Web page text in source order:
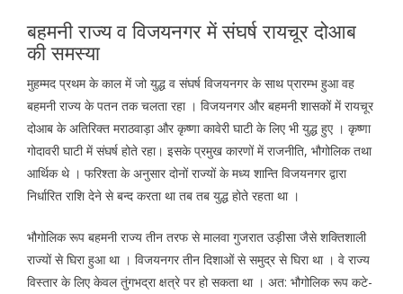
बहमनी राज्य व विजयनगर में संघर्ष रायचूर दोआब
की समस्या
मुहम्मद प्रथम के काल में जो युद्ध व संघर्ष विजयनगर के साथ प्रारम्भ हुआ वह
बहमनी राज्य के पतन तक चलता रहा । विजयनगर और बहमनी शासकों में रायचूर
दोआब के अतिरिक्त मराठवाड़ा और कृष्णा कावेरी घाटी के लिए भी युद्ध हुए । कृष्णा
गोदावरी घाटी में संघर्ष होते रहा। इसके प्रमुख कारणों में राजनीति, भौगोलिक तथा
आर्थिक थे । फरिश्ता के अनुसार दोनों राज्यों के मध्य शान्ति विजयनगर द्वारा
निर्धारित राशि देने से बन्द करता था तब तब युद्ध होते रहता था ।
भौगोलिक रूप बहमनी राज्य तीन तरफ से मालवा गुजरात उड़ीसा जैसे शक्तिशाली
राज्यों से घिरा हुआ था । विजयनगर तीन दिशाओं से समुद्र से घिरा था । वे राज्य
विस्तार के लिए केवल तुंगभद्रा क्षत्रे पर हो सकता था । अत: भौगोलिक रूप कटे-